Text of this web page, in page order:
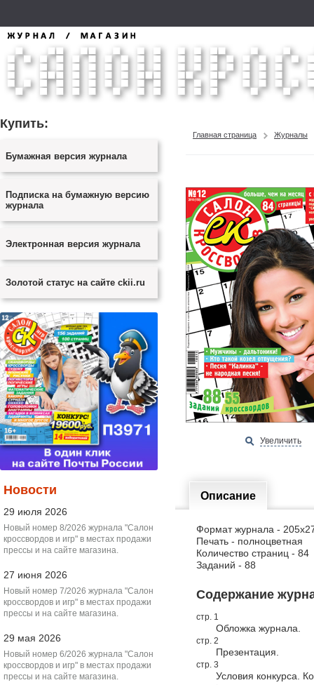
Купить:
Бумажная версия журнала
Подписка на бумажную версию
журнала
Электронная версия журнала
Золотой статус на сайте ckii.ru
Новости
29 июля 2026
Новый номер 8/2026 журнала "Салон
кроссвордов и игр" в местах продажи
прессы и на сайте магазина.
27 июня 2026
Новый номер 7/2026 журнала "Салон
кроссвордов и игр" в местах продажи
прессы и на сайте магазина.
29 мая 2026
Новый номер 6/2026 журнала "Салон
кроссвордов и игр" в местах продажи
прессы и на сайте магазина.
Главная страница Журналы
Увеличить
Описание
Формат журнала -
Печать - полноцветная
Количество страниц - 84
Заданий - 88
Содержание
стр. 1
Обложка журнала.
стр. 2
Презентация.
стр. 3
Условия конкурса.